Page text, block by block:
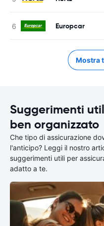
Europcar
Mostra
Suggerimenti
ben organizzato
Che tipo di assicurazione
l'anticipo? Leggi il nostro
suggerimenti utili per
adatto a te.